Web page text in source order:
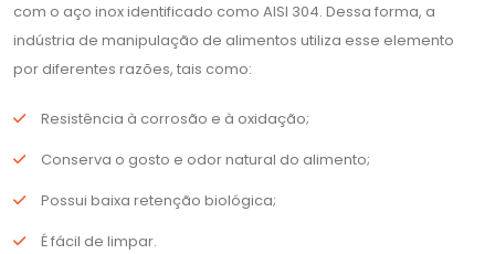
com o aço inox identificado como AISI 304. Dessa forma, a
indústria de manipulação de alimentos utiliza esse elemento
por diferentes razões, tais como:
Resistência à corrosão e à oxidação;
Conserva o gosto e odor natural do alimento;
Possui baixa retenção biológica;
É fácil de limpar.